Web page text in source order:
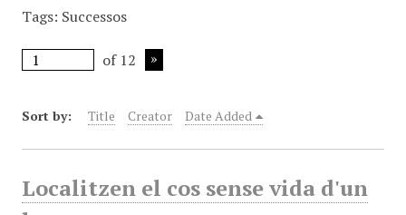
Tags: Successos
of 12
Sort by: Title Creator Date Added
Localitzen el cos sense vida d'un